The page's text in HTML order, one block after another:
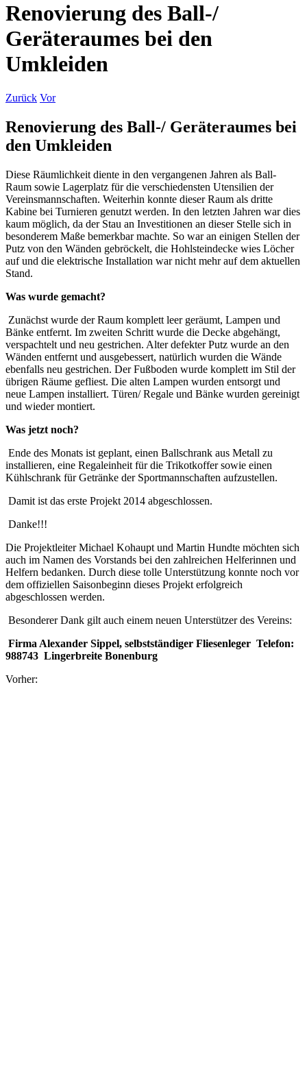
Renovierung des Ball-/
Geräteraumes bei den
Umkleiden
Zurück Vor
Renovierung des Ball-/ Geräteraumes bei
den Umkleiden
Diese Räumlichkeit diente in den vergangenen Jahren als Ball-
Raum sowie Lagerplatz für die verschiedensten Utensilien der
Vereinsmannschaften. Weiterhin konnte dieser Raum als dritte
Kabine bei Turnieren genutzt werden. In den letzten Jahren war dies
kaum möglich, da der Stau an Investitionen an dieser Stelle sich in
besonderem Maße bemerkbar machte. So war an einigen Stellen der
Putz von den Wänden gebröckelt, die Hohlsteindecke wies Löcher
auf und die elektrische Installation war nicht mehr auf dem aktuellen
Stand.
Was wurde gemacht?
Zunächst wurde der Raum komplett leer geräumt, Lampen und
Bänke entfernt. Im zweiten Schritt wurde die Decke abgehängt,
verspachtelt und neu gestrichen. Alter defekter Putz wurde an den
Wänden entfernt und ausgebessert, natürlich wurden die Wände
ebenfalls neu gestrichen. Der Fußboden wurde komplett im Stil der
übrigen Räume gefliest. Die alten Lampen wurden entsorgt und
neue Lampen installiert. Türen/ Regale und Bänke wurden gereinigt
und wieder montiert.
Was jetzt noch?
Ende des Monats ist geplant, einen Ballschrank aus Metall zu
installieren, eine Regaleinheit für die Trikotkoffer sowie einen
Kühlschrank für Getränke der Sportmannschaften aufzustellen.
Damit ist das erste Projekt 2014 abgeschlossen.
Danke!!!
Die Projektleiter Michael Kohaupt und Martin Hundte möchten sich
auch im Namen des Vorstands bei den zahlreichen Helferinnen und
Helfern bedanken. Durch diese tolle Unterstützung konnte noch vor
dem offiziellen Saisonbeginn dieses Projekt erfolgreich
abgeschlossen werden.
Besonderer Dank gilt auch einem neuen Unterstützer des Vereins:
Firma Alexander Sippel, selbstständiger Fliesenleger Telefon:
988743 Lingerbreite Bonenburg
Vorher: